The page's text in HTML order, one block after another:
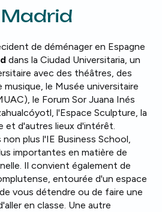
de déménager en Espagne
dans la Ciudad Universitaria, un
avec des théâtres, des
musique, le Musée universitaire
le Forum Sor Juana Inés
l'Espace Sculpture, la
et d'autres lieux d'intérêt.
plus l'IE Business School,
importantes en matière de
Il convient également de
entourée d'un espace
vous détendre ou de faire une
en classe. Une autre